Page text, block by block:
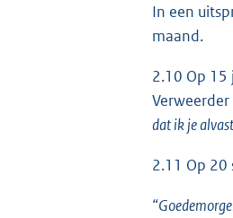
In een
maand.
2.10 Op 15
dat ik je
2.11 Op